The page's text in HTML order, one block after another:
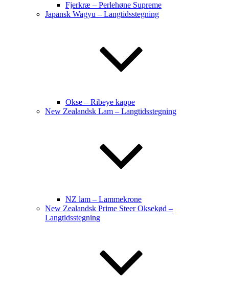
Fjerkræ – Perlehøne Supreme
Japansk Wagyu – Langtidsstegning
Okse – Ribeye kappe
New Zealandsk Lam – Langtidsstegning
NZ lam – Lammekrone
New Zealandsk Prime Steer Oksekød –
Langtidsstegning